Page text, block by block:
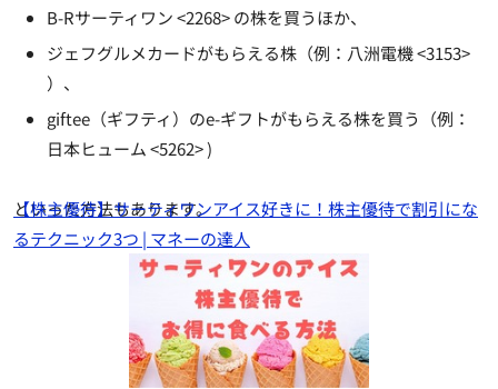
B-Rサーティワン <2268> の株を買うほか、
ジェフグルメカードがもらえる株（例：八洲電機 <3153>
）、
giftee（ギフティ）のe-ギフトがもらえる株を買う（例：
日本ヒューム <5262> )
といった方法もあります。
【株主優待】サーティワンアイス好きに！株主優待で割引にな
るテクニック3つ | マネーの達人